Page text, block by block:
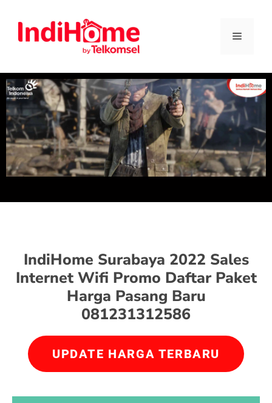
IndiHome Surabaya 2022 Sales
Internet Wifi Promo Daftar Paket
Harga Pasang Baru
081231312586
UPDATE HARGA TERBARU